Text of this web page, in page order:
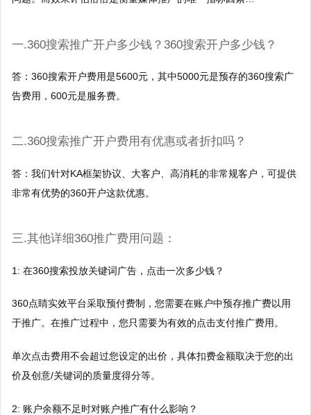
知乎广告开户
微博广告开户
b站开户
搜狗开户
神马搜索开户
爱奇艺广告开户
抖音团购开通
一.360搜索推广开户多少钱？360搜索开户多少钱？
答：360搜索开户费用是5600元，其中5000元是预存的360搜索广
告费用，600元是服务费。
二.360搜索推广开户费用有优惠或者折扣吗？
答：我们针对KA框架协议、大客户、高消耗的非常规客户，可提供
非常有优势的360开户这款优惠。
三.其他详细360推广费用问题：
1: 在360搜索投放关键词广告，点击一次多少钱？
360点睛实效平台采取预付费制，您需要在账户中预存推广费以用
于推广。在推广过程中，您只需要为有效的点击支付推广费用。
单次点击费用不会超过您设定的出价，具体扣费金额取决于您的出
价及创意/关键词的质量度得分等。
2: 账户余额不足时对账户推广有什么影响？